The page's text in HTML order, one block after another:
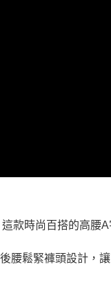
這款時尚百搭的高腰
後腰鬆緊褲頭設計，